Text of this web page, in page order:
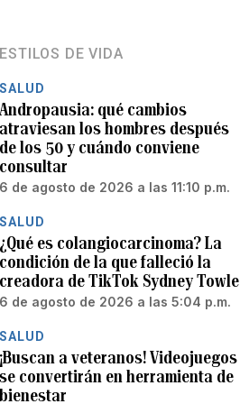
ESTILOS DE VIDA
SALUD
Andropausia: qué cambios
atraviesan los hombres después
de los 50 y cuándo conviene
consultar
6 de agosto de 2026 a las 11:10 p.m.
SALUD
¿Qué es colangiocarcinoma? La
condición de la que falleció la
creadora de TikTok Sydney Towle
6 de agosto de 2026 a las 5:04 p.m.
SALUD
¡Buscan a veteranos! Videojuegos
se convertirán en herramienta de
bienestar